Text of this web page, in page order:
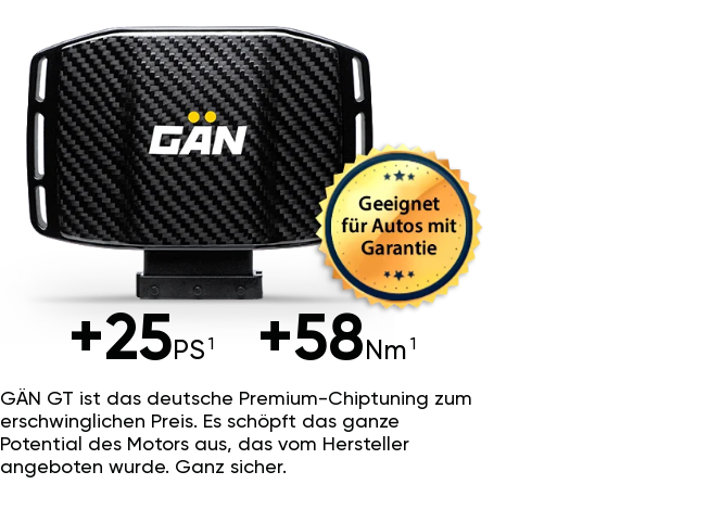
+25 PS +58 Nm
GÄN GT ist das deutsche Premium-Chiptuning zum
erschwinglichen Preis. Es schöpft das ganze
Potential des Motors aus, das vom Hersteller
angeboten wurde. Ganz sicher.